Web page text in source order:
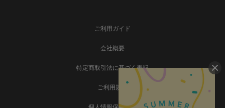
ご利用ガイド
会社概要
特定商取引法に基づく表記
ご利用規約